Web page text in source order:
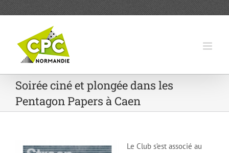
Soirée ciné et plongée dans les
Pentagon Papers à Caen
Le Club s’est associé au